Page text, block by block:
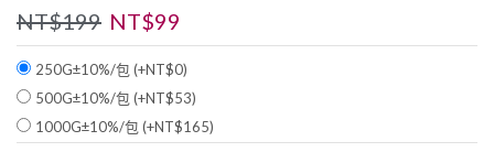
NT$199 NT$99
250G±10%/包 (+NT$0)
500G±10%/包 (+NT$53)
1000G±10%/包 (+NT$165)